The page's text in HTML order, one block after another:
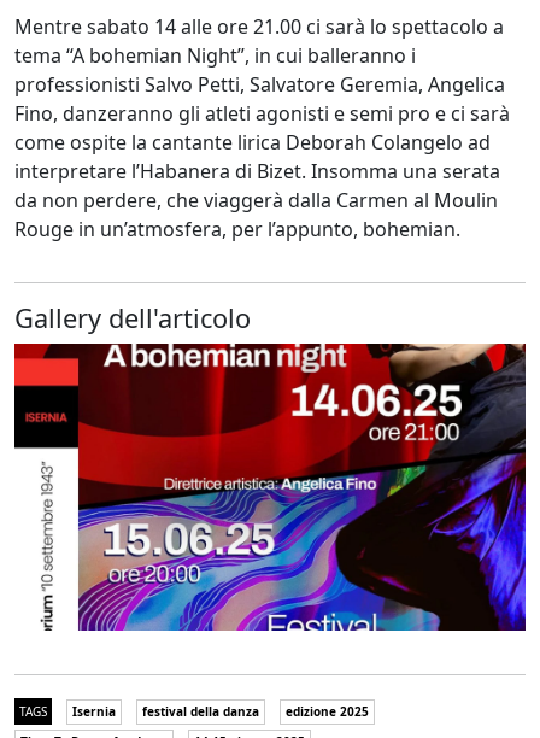
Mentre sabato 14 alle ore 21.00 ci sarà lo spettacolo a
tema “A bohemian Night”, in cui balleranno i
professionisti Salvo Petti, Salvatore Geremia, Angelica
Fino, danzeranno gli atleti agonisti e semi pro e ci sarà
come ospite la cantante lirica Deborah Colangelo ad
interpretare l’Habanera di Bizet. Insomma una serata
da non perdere, che viaggerà dalla Carmen al Moulin
Rouge in un’atmosfera, per l’appunto, bohemian.
Gallery dell'articolo
TAGS Isernia festival della danza
edizione 2025